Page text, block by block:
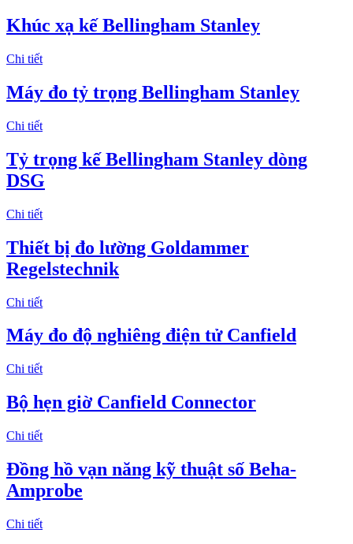
Khúc xạ kế Bellingham Stanley
Chi tiết
Máy đo tỷ trọng Bellingham Stanley
Chi tiết
Tỷ trọng kế Bellingham Stanley dòng
DSG
Chi tiết
Thiết bị đo lường Goldammer
Regelstechnik
Chi tiết
Máy đo độ nghiêng điện tử Canfield
Chi tiết
Bộ hẹn giờ Canfield Connector
Chi tiết
Đồng hồ vạn năng kỹ thuật số Beha-
Amprobe
Chi tiết